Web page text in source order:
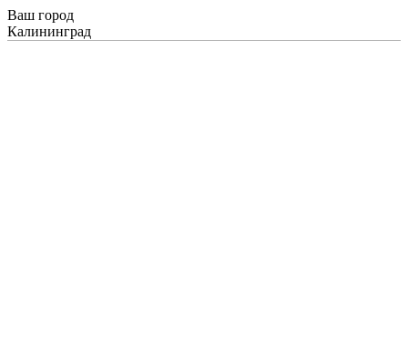
Ваш город
Калининград